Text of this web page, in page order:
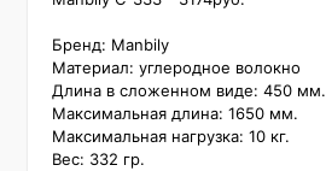
Бренд: Manbily
Материал: углеродное волокно
Длина в сложенном виде: 450 мм.
Максимальная длина: 1650 мм.
Максимальная нагрузка: 10 кг.
Вес: 332 гр.